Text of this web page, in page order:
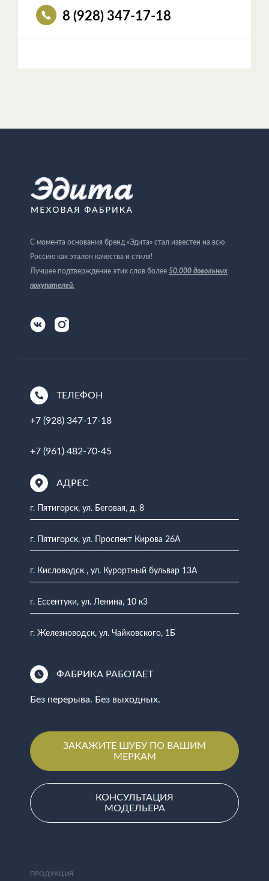
8 (928) 347-17-18
С момента основания бренд «Эдита» стал известен на всю
Россию как эталон качества и стиля!
Лучшее подтверждение этих слов более 50.000 довольных
покупателей.
ТЕЛЕФОН
+7 (928) 347-17-18
+7 (961) 482-70-45
АДРЕС
г. Пятигорск, ул. Беговая, д. 8
г. Пятигорск, ул. Проспект Кирова 26А
г. Кисловодск , ул. Курортный бульвар 13А
г. Ессентуки, ул. Ленина, 10 к3
г. Железноводск, ул. Чайковского, 1Б
ФАБРИКА РАБОТАЕТ
Без перерыва. Без выходных.
ЗАКАЖИТЕ ШУБУ ПО ВАШИМ
МЕРКАМ
КОНСУЛЬТАЦИЯ
МОДЕЛЬЕРА
ПРОДУКЦИЯ